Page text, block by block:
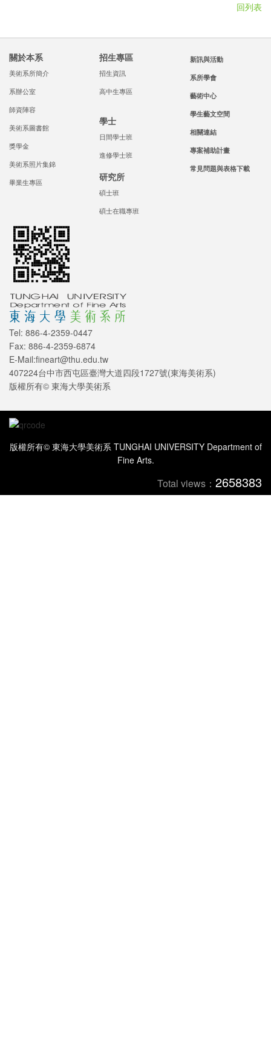
回列表
關於本系
美術系所簡介
系辦公室
師資陣容
美術系圖書館
獎學金
美術系照片集錦
畢業生專區
招生專區
招生資訊
高中生專區
學士
日間學士班
進修學士班
研究所
碩士班
碩士在職專班
新訊與活動
系所學會
藝術中心
學生藝文空間
相關連結
專案補助計畫
常見問題與表格下載
Tel: 886-4-2359-0447
Fax: 886-4-2359-6874
E-Mail:fineart@thu.edu.tw
407224台中市西屯區臺灣大道四段1727號(東海美術系)
版權所有© 東海大學美術系
版權所有© 東海大學美術系 TUNGHAI UNIVERSITY Department of
Fine Arts.
Total views： 2658383